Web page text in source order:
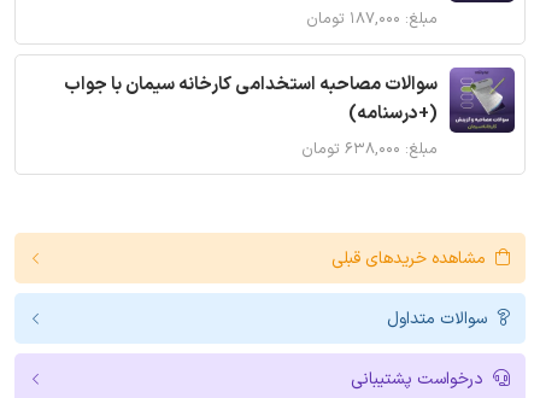
مبلغ: ۱۸۷,۰۰۰ تومان
سوالات مصاحبه استخدامی کارخانه سیمان با جواب
(+درسنامه)
مبلغ: ۶۳۸,۰۰۰ تومان
مشاهده خریدهای قبلی
سوالات متداول
درخواست پشتیبانی